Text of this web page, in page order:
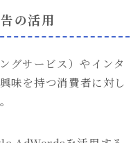
の活用
グサービス）やインタ
味を持つ消費者に対し